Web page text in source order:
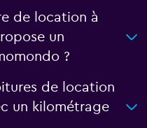
de location à
un
?
de location
un kilométrage